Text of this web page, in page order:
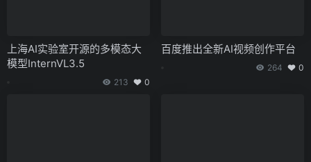
上海AI实验室开源的多模态大
模型InternVL3.5
213 0
百度推出全新AI视频创作平台
264 0